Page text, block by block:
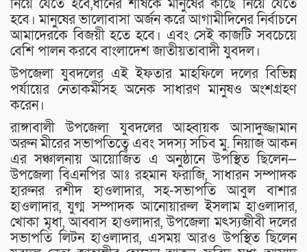
নিয়ে যেতে হবে,ধানের শীষকে মানুষের কাছে নিয়ে যেতে
হবে। মানুষের ভালোবাসা অর্জন করে আগামীদিনের নির্বাচনে
আমাদেরকে বিজয়ী হতে হবে। এবং সেই কাজটি সবচেয়ে
বেশি পালন করবে বাংলাদেশ জাতীয়তাবাদী যুবদল।
উপজেলা যুবদলের এই ইফতার মাহফিলে দলের বিভিন্ন
পর্যায়ের নেতাকর্মীসহ অনেক সাধারণ মানুষও অংশগ্রহণ
করেন।
রাঙ্গাবালী উপজেলা যুবদলের আহ্বায়ক আসাদুজ্জামান
অরুন মীরের সভাপতিত্বে এবং সদস্য সচিব মু. নিয়াজ আকন
এর সঞ্চালনায় আয়োজিত এ অনুষ্ঠানে উপস্থিত ছিলেন—
উপজেলা বিএনপির আঃ রহমান ফরাজি, সাধারন সম্পাদক
হারুনর রশীদ হাওলাদার, সহ-সভাপতি আবুল বাশার
হাওলাদার, যুগ্ম সম্পাদক আনোয়ারুল ইসলাম হাওলাদার,
খোকা মৃধা, আব্বাস হাওলাদার, উপজেলা মৎস্যজীবী দলের
সভাপতি লিটন হাওলাদার, এসময় আরও উপস্থিত ছিলেন